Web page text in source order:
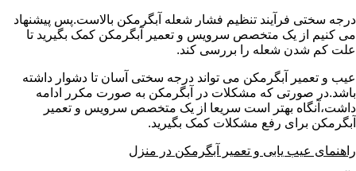
درجه سختی فرآیند تنظیم فشار شعله آبگرمکن بالاست.پس پیشنهاد
می کنیم از یک متخصص سرویس و تعمیر آبگرمکن کمک بگیرید تا
علت کم شدن شعله را بررسی کند.
عیب و تعمیر آبگرمکن می تواند درجه سختی آسان تا دشوار داشته
باشد.در صورتی که مشکلات در آبگرمکن به صورت مکرر ادامه
داشت،آنگاه بهتر است سریعا از یک متخصص سرویس و تعمیر
آبگرمکن برای رفع مشکلات کمک بگیرید.
راهنمای عیب یابی و تعمیر آبگرمکن در منزل